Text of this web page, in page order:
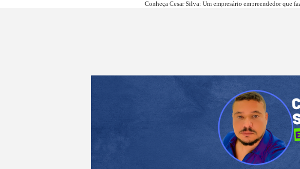
Conheça Cesar Silva: Um empresário empreendedor que